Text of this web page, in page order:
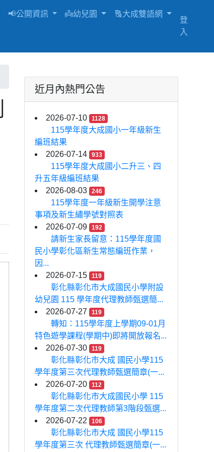
📢公開資訊 👼幼兒園 🔠大成雙語網
登
入
近月內熱門公告
2026-07-10 1128
115學年度大成國小一年級新生
編班結果
2026-07-14
933
115學年度大成國小二升三、四
升五年級編班結果
2026-08-03
246
115學年度一年級新生開學注意
事項及新生繡學號對照表
2026-07-09
192
請新生家長留意：115學年度國
民小學彰化區新生常態編班作業，
因...
2026-07-15
119
彰化縣彰化市大成國民小學附設
幼兒園 115 學年度代理教師甄選簡...
2026-07-27
119
轉知：115學年度上學期09-01月
特色遊學課程(學期中)即將開放報名...
2026-07-30
119
彰化縣彰化市大成 國民小學115
學年度第三次代理教師甄選簡章(一...
2026-07-20
112
彰化縣彰化市大成國民小學 115
學年度第二次代理教師第3階段甄選...
2026-07-22
106
彰化縣彰化市大成 國民小學115
學年度第三次 代理教師甄選簡章(一...